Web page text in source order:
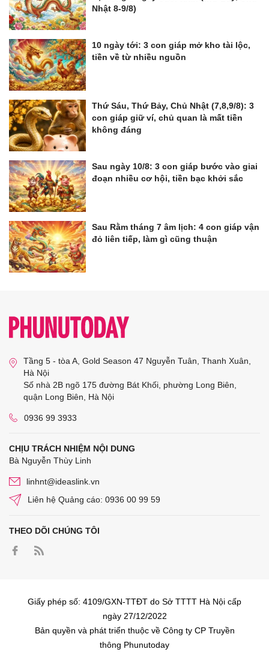
Nhật 8-9/8)
10 ngày tới: 3 con giáp mở kho tài lộc,
tiền về từ nhiều nguồn
Thứ Sáu, Thứ Bảy, Chủ Nhật (7,8,9/8): 3
con giáp giữ ví, chủ quan là mất tiền
không đáng
Sau ngày 10/8: 3 con giáp bước vào giai
đoạn nhiều cơ hội, tiền bạc khởi sắc
Sau Rằm tháng 7 âm lịch: 4 con giáp vận
đỏ liên tiếp, làm gì cũng thuận
Tầng 5 - tòa A, Gold Season 47 Nguyễn Tuân, Thanh Xuân,
Hà Nội
Số nhà 2B ngõ 175 đường Bát Khối, phường Long Biên,
quận Long Biên, Hà Nội
0936 99 3933
CHỊU TRÁCH NHIỆM NỘI DUNG
Bà Nguyễn Thùy Linh
linhnt@ideaslink.vn
Liên hệ Quảng cáo: 0936 00 99 59
THEO DÕI CHÚNG TÔI
Giấy phép số: 4109/GXN-TTĐT do Sở TTTT Hà Nội cấp
ngày 27/12/2022
Bản quyền và phát triển thuộc về Công ty CP Truyền
thông Phunutoday